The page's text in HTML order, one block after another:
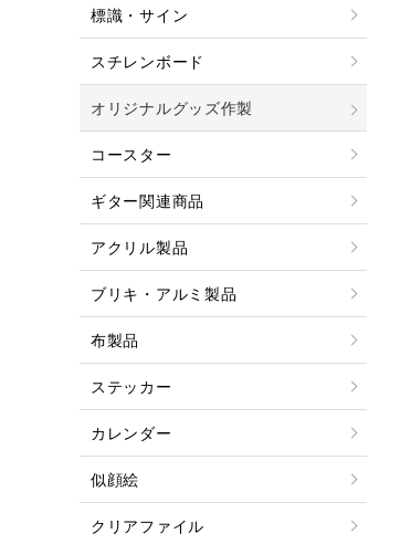
標識・サイン
スチレンボード
オリジナルグッズ作製
コースター
ギター関連商品
アクリル製品
ブリキ・アルミ製品
布製品
ステッカー
カレンダー
似顔絵
クリアファイル